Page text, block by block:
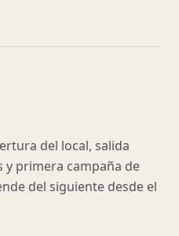
del local, salida
y primera campaña de
del siguiente desde el